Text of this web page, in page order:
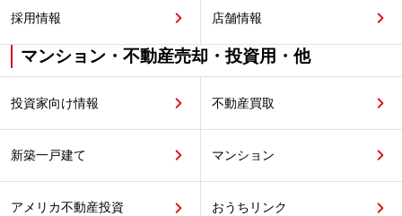
採用情報 店舗情報
マンション・不動産売却・投資用・他
投資家向け情報 不動産買取
新築一戸建て マンション
アメリカ不動産投資 おうちリンク